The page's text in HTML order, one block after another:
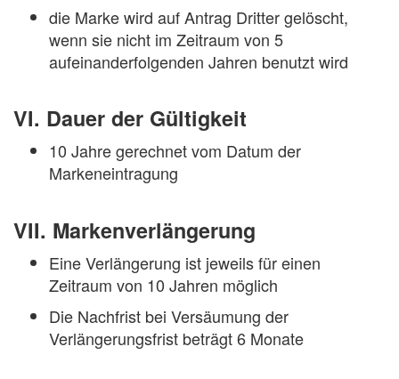
die Marke wird auf Antrag Dritter gelöscht,
wenn sie nicht im Zeitraum von 5
aufeinanderfolgenden Jahren benutzt wird
VI. Dauer der Gültigkeit
10 Jahre gerechnet vom Datum der
Markeneintragung
VII. Markenverlängerung
Eine Verlängerung ist jeweils für einen
Zeitraum von 10 Jahren möglich
Die Nachfrist bei Versäumung der
Verlängerungsfrist beträgt 6 Monate